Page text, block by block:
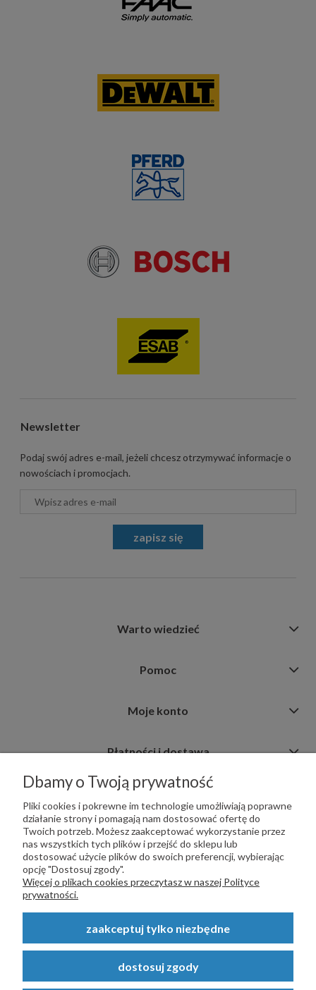
Newsletter
Podaj swój adres e-mail, jeżeli chcesz otrzymywać informacje o
nowościach i promocjach.
zapisz się
Warto wiedzieć
Pomoc
Moje konto
Płatności i dostawa
Informacje
PŁATNOŚCI OBSŁUGUJE:
Copyright © 2023STALSKLEP.PL- Akcesoria do bram i ogrodzeń -
STALSKLEP ul. Feliksa Wrobela 4a, 30-798 Kraków. Wszystkie prawa
Dbamy o Twoją prywatność
Pliki cookies i pokrewne im technologie umożliwiają poprawne
działanie strony i pomagają nam dostosować ofertę do
Twoich potrzeb. Możesz zaakceptować wykorzystanie przez
nas wszystkich tych plików i przejść do sklepu lub
dostosować użycie plików do swoich preferencji, wybierając
opcję "Dostosuj zgody".
Więcej o plikach cookies przeczytasz w naszej Polityce
prywatności.
zaakceptuj tylko niezbędne
dostosuj zgody